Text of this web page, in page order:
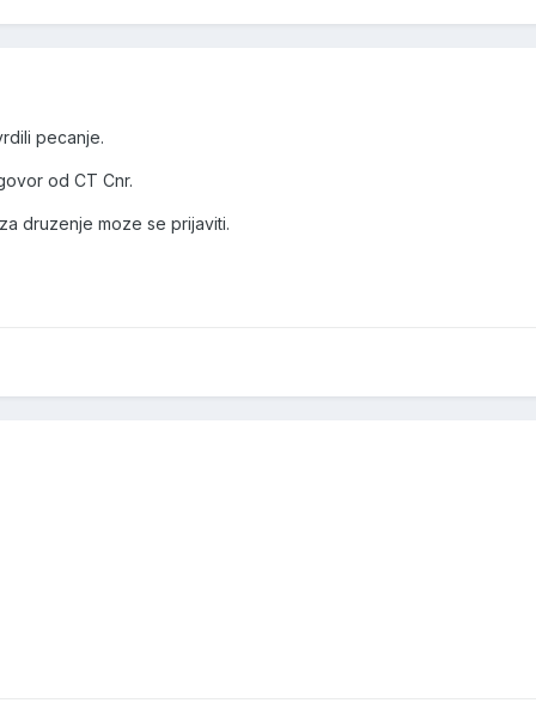
pecanje.
od CT Cnr.
druzenje moze se prijaviti.